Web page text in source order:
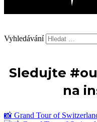
Vyhledávání
Sledujte
na
📸 Grand Tour of